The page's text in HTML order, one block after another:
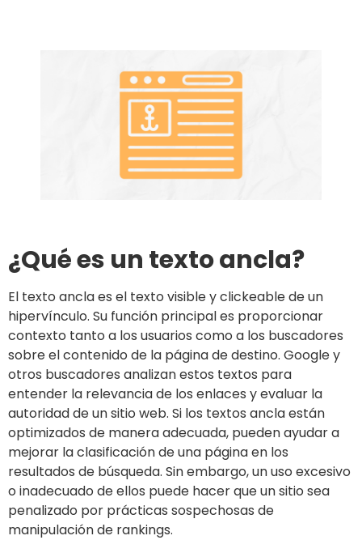
¿Qué es un texto ancla?
El texto ancla es el texto visible y clickeable de un
hipervínculo. Su función principal es proporcionar
contexto tanto a los usuarios como a los buscadores
sobre el contenido de la página de destino. Google y
otros buscadores analizan estos textos para
entender la relevancia de los enlaces y evaluar la
autoridad de un sitio web. Si los textos ancla están
optimizados de manera adecuada, pueden ayudar a
mejorar la clasificación de una página en los
resultados de búsqueda. Sin embargo, un uso excesivo
o inadecuado de ellos puede hacer que un sitio sea
penalizado por prácticas sospechosas de
manipulación de rankings.